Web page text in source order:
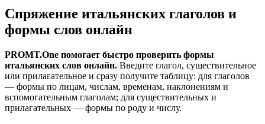
Спряжение итальянских глаголов и
формы слов онлайн
PROMT.One помогает быстро проверить формы
итальянских слов онлайн. Введите глагол, существительное
или прилагательное и сразу получите таблицу: для глаголов
— формы по лицам, числам, временам, наклонениям и
вспомогательным глаголам; для существительных и
прилагательных — формы по роду и числу.